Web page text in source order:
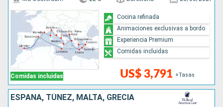
Comidas incluidas US$ 3,791 +Tasas
Cocina refinada
Animaciones exclusivas a bordo
Experiencia Premium
Comidas incluidas
ESPAÑA, TÚNEZ, MALTA, GRECIA